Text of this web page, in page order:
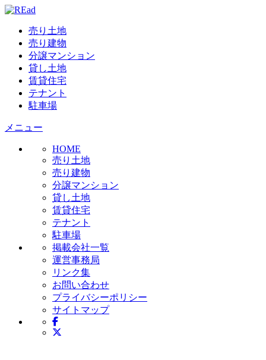
売り土地
売り建物
分譲マンション
貸し土地
賃貸住宅
テナント
駐車場
メニュー
HOME
売り土地
売り建物
分譲マンション
貸し土地
賃貸住宅
テナント
駐車場
掲載会社一覧
運営事務局
リンク集
お問い合わせ
プライバシーポリシー
サイトマップ